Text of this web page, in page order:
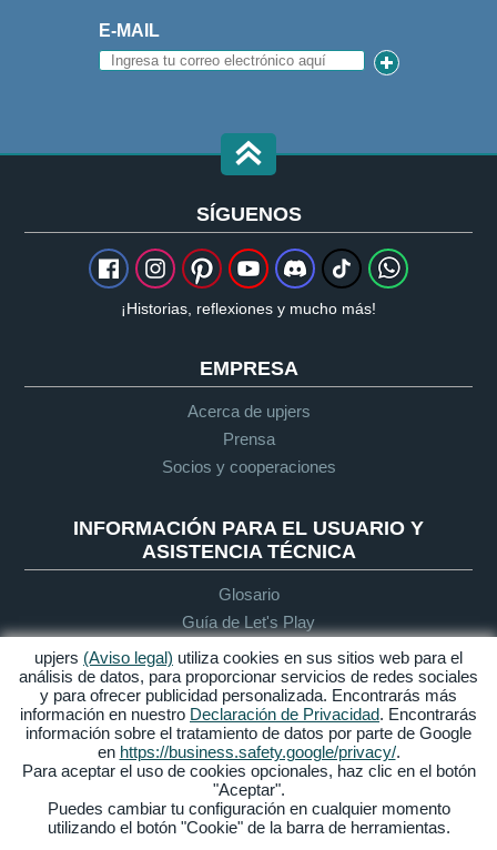
E-MAIL
SÍGUENOS
¡Historias, reflexiones y mucho más!
EMPRESA
Acerca de upjers
Prensa
Socios y cooperaciones
INFORMACIÓN PARA EL USUARIO Y
ASISTENCIA TÉCNICA
Glosario
Guía de Let's Play
Soporte
Aviso legal
Protección de
datos
Condiciones
generales de
contratación
Accesibilidad
Gestionar Cookies
upjers (Aviso legal) utiliza cookies en sus sitios web para el
análisis de datos, para proporcionar servicios de redes sociales
y para ofrecer publicidad personalizada. Encontrarás más
información en nuestro Declaración de Privacidad. Encontrarás
información sobre el tratamiento de datos por parte de Google
en https://business.safety.google/privacy/.
Para aceptar el uso de cookies opcionales, haz clic en el botón
"Aceptar".
Puedes cambiar tu configuración en cualquier momento
utilizando el botón "Cookie" de la barra de herramientas.